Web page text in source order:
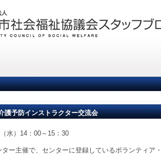
護予防インストラクター交流会
水）14：00～15：30
ー主催で、センターに登録しているボランティア